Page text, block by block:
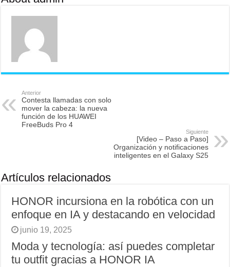
Anterior
Contesta llamadas con solo
mover la cabeza: la nueva
función de los HUAWEI
FreeBuds Pro 4
Siguiente
[Video – Paso a Paso]
Organización y notificaciones
inteligentes en el Galaxy S25
Artículos relacionados
HONOR incursiona en la robótica con un
enfoque en IA y destacando en velocidad
junio 19, 2025
Moda y tecnología: así puedes completar
tu outfit gracias a HONOR IA